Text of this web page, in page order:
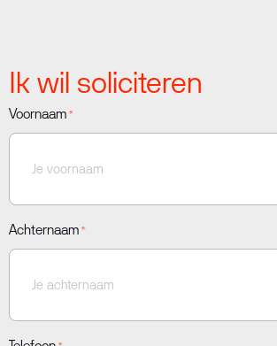
Ik wil soliciteren
Voornaam*
Achternaam*